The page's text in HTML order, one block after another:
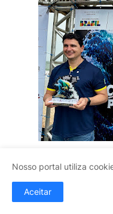
Nosso portal utiliza
Aceitar